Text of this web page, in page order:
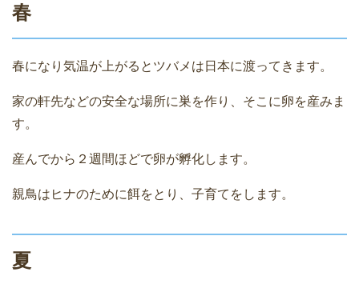
春
春になり気温が上がるとツバメは日本に渡ってきます。
家の軒先などの安全な場所に巣を作り、そこに卵を産みま
す。
産んでから２週間ほどで卵が孵化します。
親鳥はヒナのために餌をとり、子育てをします。
夏